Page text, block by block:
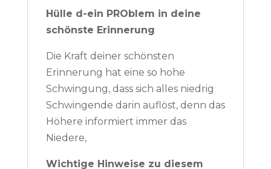
Hülle d-ein PROblem in deine
schönste Erinnerung
Die Kraft deiner schönsten
Erinnerung hat eine so hohe
Schwingung, dass sich alles niedrig
Schwingende darin auflöst, denn das
Höhere informiert immer das
Niedere,
Wichtige Hinweise zu diesem